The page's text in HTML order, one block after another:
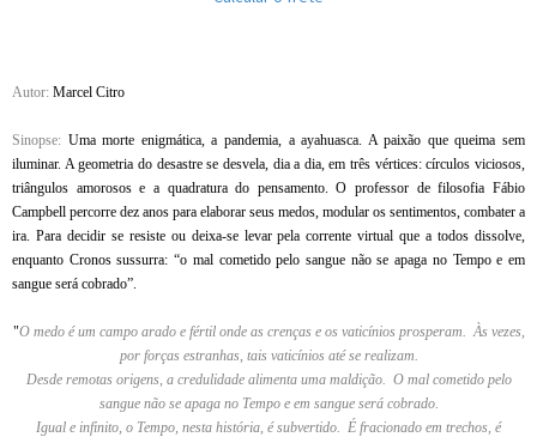
Autor: Marcel Citro
Sinopse: Uma morte enigmática, a pandemia, a ayahuasca. A paixão que queima sem
iluminar. A geometria do desastre se desvela, dia a dia, em três vértices: círculos viciosos,
triângulos amorosos e a quadratura do pensamento. O professor de filosofia Fábio
Campbell percorre dez anos para elaborar seus medos, modular os sentimentos, combater a
ira. Para decidir se resiste ou deixa-se levar pela corrente virtual que a todos dissolve,
enquanto Cronos sussurra: “o mal cometido pelo sangue não se apaga no Tempo e em
sangue será cobrado”.
"O medo é um campo arado e fértil onde as crenças e os vaticínios prosperam. Às vezes,
por forças estranhas, tais vaticínios até se realizam.
Desde remotas origens, a credulidade alimenta uma maldição. O mal cometido pelo
sangue não se apaga no Tempo e em sangue será cobrado.
Igual e infinito, o Tempo, nesta história, é subvertido. É fracionado em trechos, é